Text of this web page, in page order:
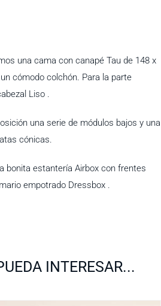
una cama con canapé Tau de 148 x
cómodo colchón. Para la parte
Liso .
una serie de módulos bajos y una
cónicas.
bonita estantería Airbox con frentes
empotrado Dressbox .
INTERESAR...